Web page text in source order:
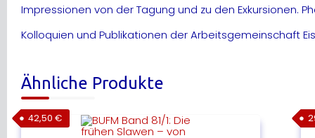
Impressionen von der Tagung und zu den Exkursionen.
Kolloquien und Publikationen der Arbeitsgemeinschaft
Ähnliche Produkte
42,50 €